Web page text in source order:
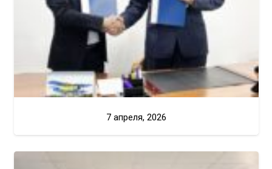
7 апреля, 2026